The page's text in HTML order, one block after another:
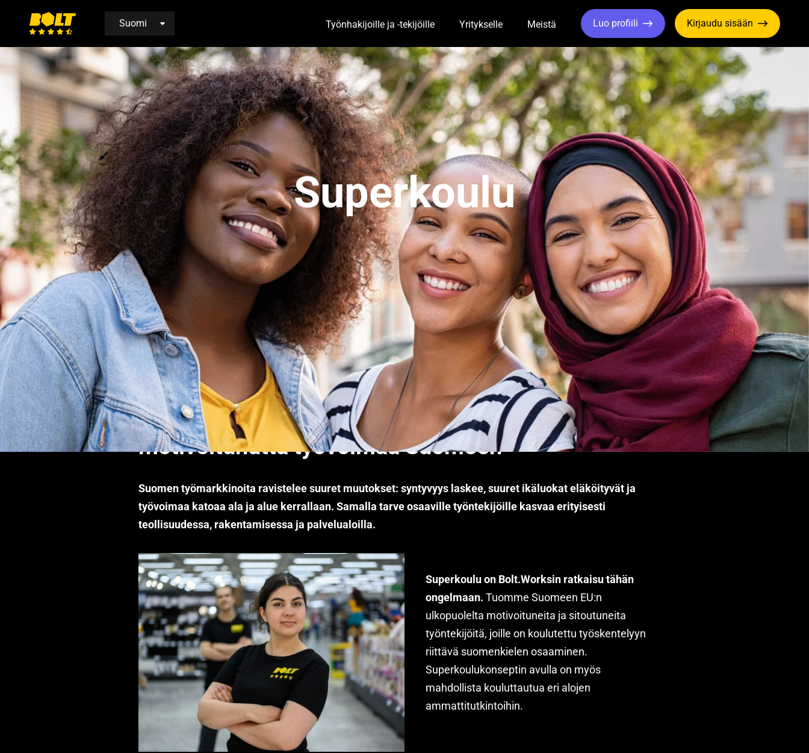
Siirry
etusivulle
Työnhakijoille ja -tekijöille Toggle Dropdown
Yritykselle Toggle Dropdown
Meistä Toggle Dropdown
Luo profiili Kirjaudu sisään
Superkoulu
Suomenkielistä, ammattikoulutettua ja
motivoitunutta työvoimaa Suomeen
Suomen työmarkkinoita ravistelee suuret muutokset: syntyvyys laskee, suuret ikäluokat eläköityvät ja
työvoimaa katoaa ala ja alue kerrallaan. Samalla tarve osaaville työntekijöille kasvaa erityisesti
teollisuudessa, rakentamisessa ja palvelualoilla.
Superkoulu on Bolt.Worksin ratkaisu tähän
ongelmaan. Tuomme Suomeen EU:n
ulkopuolelta motivoituneita ja sitoutuneita
työntekijöitä, joille on koulutettu työskentelyyn
riittävä suomenkielen osaaminen.
Superkoulukonseptin avulla on myös
mahdollista kouluttautua eri alojen
ammattitutkintoihin.